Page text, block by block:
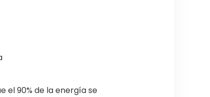
el 90% de la energía se